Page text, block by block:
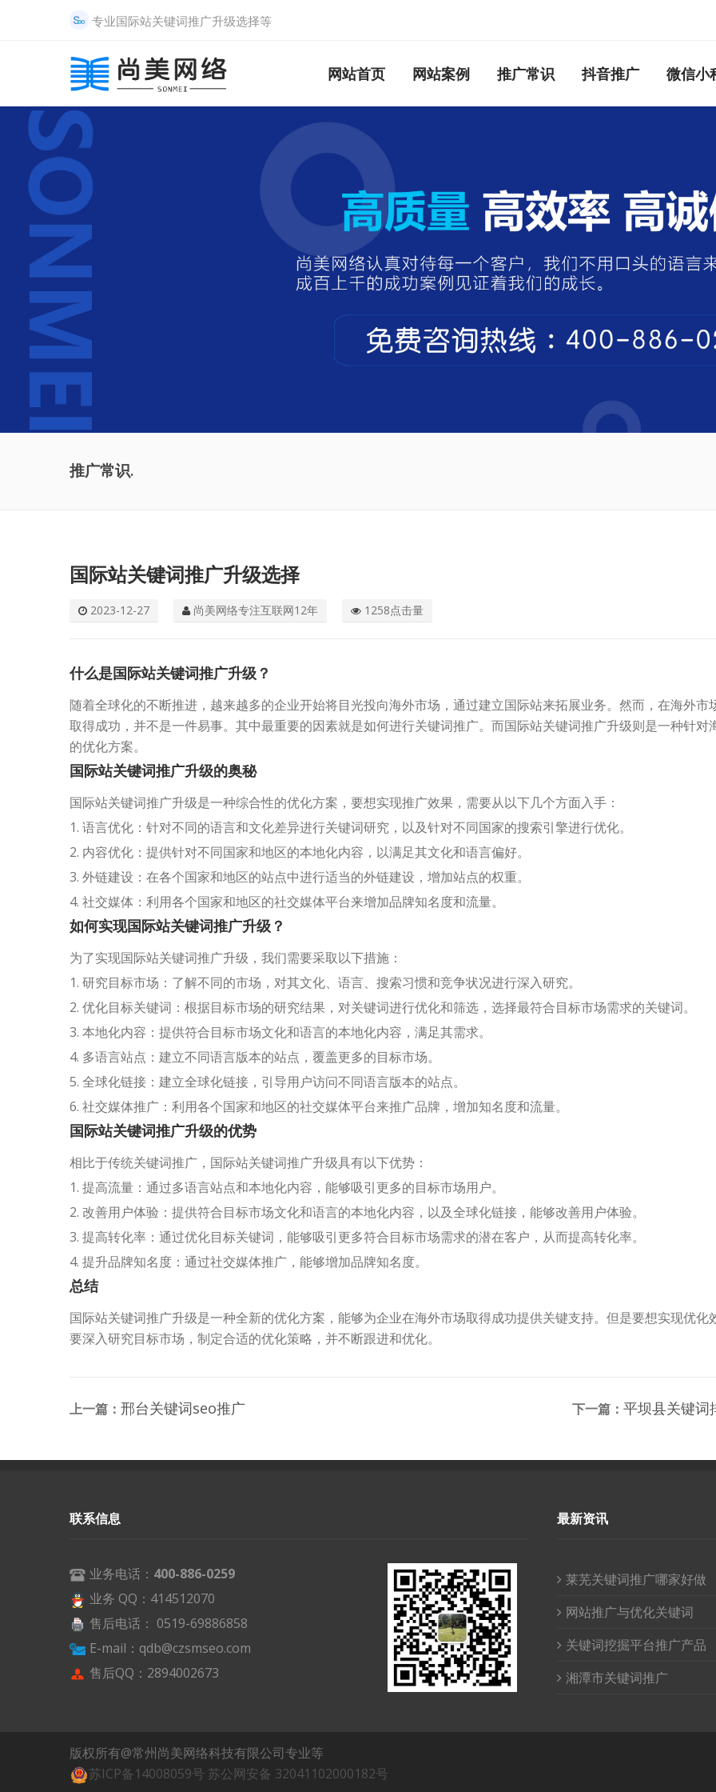
专业国际站关键词推广升级选择等
网站首页 网站案例 推广常识 抖音推广 微信小
推广常识.
国际站关键词推广升级选择
2023-12-27 尚美网络专注互联网12年 1258点击量
什么是国际站关键词推广升级？
随着全球化的不断推进，越来越多的企业开始将目光投向海外市场，通过建立国际站来拓展业务。然而，在海外市
取得成功，并不是一件易事。其中最重要的因素就是如何进行关键词推广。而国际站关键词推广升级则是一种针对
的优化方案。
国际站关键词推广升级的奥秘
国际站关键词推广升级是一种综合性的优化方案，要想实现推广效果，需要从以下几个方面入手：
1. 语言优化：针对不同的语言和文化差异进行关键词研究，以及针对不同国家的搜索引擎进行优化。
2. 内容优化：提供针对不同国家和地区的本地化内容，以满足其文化和语言偏好。
3. 外链建设：在各个国家和地区的站点中进行适当的外链建设，增加站点的权重。
4. 社交媒体：利用各个国家和地区的社交媒体平台来增加品牌知名度和流量。
如何实现国际站关键词推广升级？
为了实现国际站关键词推广升级，我们需要采取以下措施：
1. 研究目标市场：了解不同的市场，对其文化、语言、搜索习惯和竞争状况进行深入研究。
2. 优化目标关键词：根据目标市场的研究结果，对关键词进行优化和筛选，选择最符合目标市场需求的关键词。
3. 本地化内容：提供符合目标市场文化和语言的本地化内容，满足其需求。
4. 多语言站点：建立不同语言版本的站点，覆盖更多的目标市场。
5. 全球化链接：建立全球化链接，引导用户访问不同语言版本的站点。
6. 社交媒体推广：利用各个国家和地区的社交媒体平台来推广品牌，增加知名度和流量。
国际站关键词推广升级的优势
相比于传统关键词推广，国际站关键词推广升级具有以下优势：
1. 提高流量：通过多语言站点和本地化内容，能够吸引更多的目标市场用户。
2. 改善用户体验：提供符合目标市场文化和语言的本地化内容，以及全球化链接，能够改善用户体验。
3. 提高转化率：通过优化目标关键词，能够吸引更多符合目标市场需求的潜在客户，从而提高转化率。
4. 提升品牌知名度：通过社交媒体推广，能够增加品牌知名度。
总结
国际站关键词推广升级是一种全新的优化方案，能够为企业在海外市场取得成功提供关键支持。但是要想实现优化
要深入研究目标市场，制定合适的优化策略，并不断跟进和优化。
上一篇： 邢台关键词seo推广 下一篇： 平坝县关键词
联系信息
业务电话： 400-886-0259
业务 QQ：414512070
售后电话： 0519-69886858
E-mail：qdb@czsmseo.com
售后QQ：2894002673
最新资讯
莱芜关键词推广哪家好做
网站推广与优化关键词
关键词挖掘平台推广产品
湘潭市关键词推广
版权所有@常州尚美网络科技有限公司专业等
苏ICP备14008059号 苏公网安备 32041102000182号